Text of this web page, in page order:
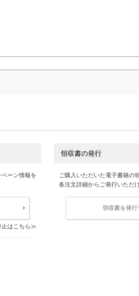
ーン情報を
はこちら
領収書の発行
ご購入いただいた電子書籍の
各注文詳細からご発行いただけ
領収書を発行